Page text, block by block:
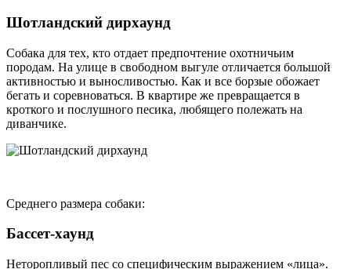
Шотландский дирхаунд
Собака для тех, кто отдает предпочтение охотничьим
породам. На улице в свободном выгуле отличается большой
активностью и выносливостью. Как и все борзые обожает
бегать и соревноваться. В квартире же превращается в
кроткого и послушного песика, любящего полежать на
диванчике.
Среднего размера собаки:
Бассет-хаунд
Неторопливый пес со специфическим выражением «лица».